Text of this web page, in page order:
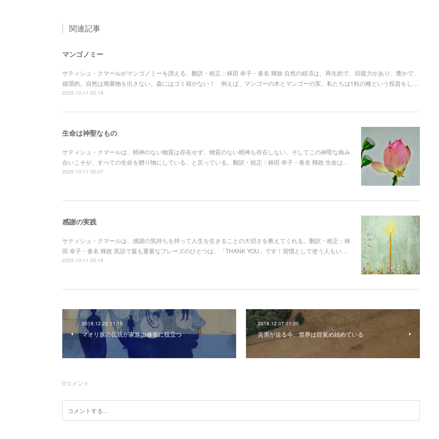
関連記事
マンゴノミー
サティシュ・クマールがマンゴノミーを讃える。翻訳・校正：林田 幸子・沓名 輝政 自然の経済は、再生的で、回復力があり、豊かで、
循環的。自然は廃棄物を出さない。森にはゴミ箱がない！ 例えば、マンゴーの木とマンゴーの実。私たちは1粒の種という投資をし…
2025.10.11 02:18
生命は神聖なもの
サティシュ・クマールは、精神のない物質は存在せず、物質のない精神も存在しない、そしてこの神聖な絡み
合いこそが、すべての生命を贈り物にしている、と言っている。翻訳・校正：林田 幸子・沓名 輝政 生命は…
2025.10.11 02:07
感謝の実践
サティシュ・クマールは、感謝の気持ちを持って人生を生きることの大切さを教えてくれる。翻訳・校正：林
田 幸子・沓名 輝政 英語で最も重要なフレーズのひとつは、「THANK YOU」です！習慣として使う人もい…
2025.10.11 00:18
2018.12.22 11:15
マオリ族の伝統が家族の修復に役立つ
2018.12.07 11:30
災害が迫る今、世界は目覚め始めている
0コメント